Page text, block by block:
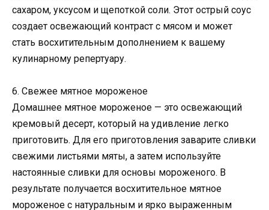
сахаром, уксусом и щепоткой соли. Этот острый соус
создает освежающий контраст с мясом и может
стать восхитительным дополнением к вашему
кулинарному репертуару.
6. Свежее мятное мороженое
Домашнее мятное мороженое — это освежающий
кремовый десерт, который на удивление легко
приготовить. Для его приготовления заварите сливки
свежими листьями мяты, а затем используйте
настоянные сливки для основы мороженого. В
результате получается восхитительное мятное
мороженое с натуральным и ярко выраженным